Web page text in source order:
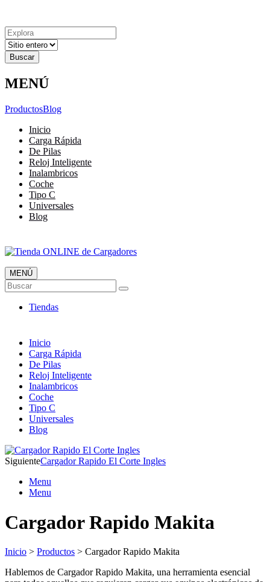
Resultados
para
MENÚ
ProductosBlog
Inicio
Carga Rápida
De Pilas
Reloj Inteligente
Inalambricos
Coche
Tipo C
Universales
Blog
Tienda ONLINE de Cargadores
Más Baratos
MENÚ
Buscar
Tiendas
Inicio
Carga Rápida
De Pilas
Reloj Inteligente
Inalambricos
Coche
Tipo C
Universales
Blog
SiguienteCargador Rapido El Corte Ingles
Menu
Menu
Cargador Rapido Makita
Inicio > Productos > Cargador Rapido Makita
Hablemos de Cargador Rapido Makita, una herramienta esencial